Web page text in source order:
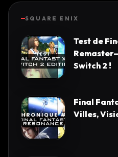
SQUARE ENIX
Test de
Switch 2 !
Final
Villes,